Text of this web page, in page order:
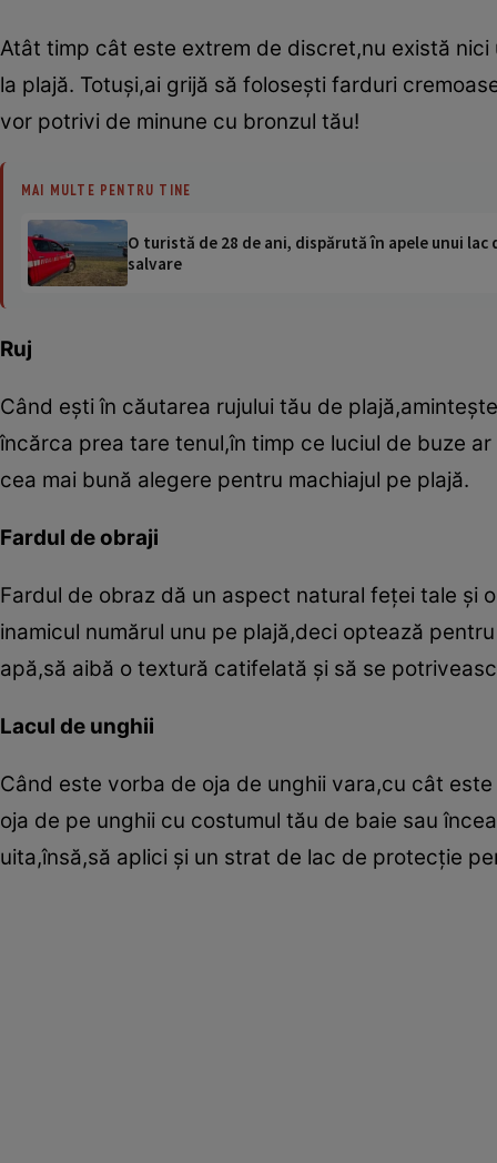
Atât timp cât este extrem de discret,nu există
la plajă. Totuşi,ai grijă să foloseşti farduri
vor potrivi de minune cu bronzul tău!
MAI MULTE PENTRU TINE
O turistă de 28 de ani, dispărută în apele unui
salvare
Ruj
Când eşti în căutarea rujului tău de
încărca prea tare tenul,în timp ce luciul de buze
cea mai bună alegere pentru machiajul pe plajă.
Fardul de obraji
Fardul de obraz dă un aspect natural feţei tale şi
inamicul numărul unu pe plajă,deci optează
apă,să aibă o textură catifelată şi să se
Lacul de unghii
Când este vorba de oja de unghii vara,cu cât
oja de pe unghii cu costumul tău de baie sau
uita,însă,să aplici şi un strat de lac de protecţie